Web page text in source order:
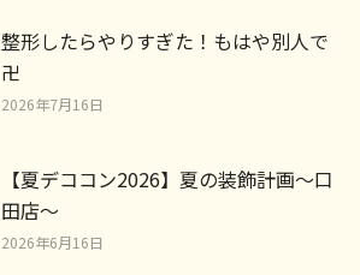
整形したらやりすぎた！もはや別人で
卍
2026年7月16日
【夏デココン2026】夏の装飾計画～口
田店～
2026年6月16日